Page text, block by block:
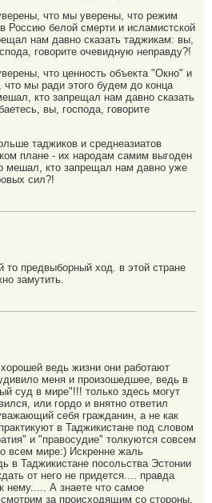
что мы уверены, что режим
Россию белой смерти и исламистской
нам давно сказать таджикам: вы,
говорите очевидную неправду?!
что ценность объекта "Окно" и
что мы ради этого будем до конца
кто запрещал нам давно сказать
вы, господа, говорите
таджиков и среднеазиатов
плане - их народам самим выгоден
мешал, кто запрещал нам давно уже
сил?!
то предвыборный ход. в этой стране
замутить.
ведь жизни они работают
меня и произошедшее, ведь в
суд в мире"!!! только здесь могут
или гордо и внятно ответил
себя гражданин, а не как
в Таджикистане под словом
и "правосудие" толкуются совсем
всем мире:) Искренне жаль
в Таджикистане посольства Эстонии
от него не придется.... правда
нему..... А знаете что самое
за происходящим со стороны,